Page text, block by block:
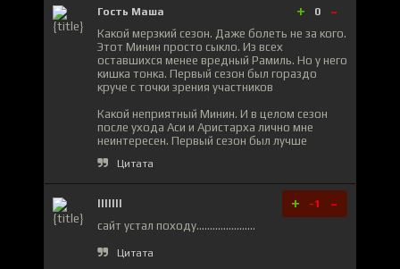
Гость Маша + 0 -
Какой мерзкий сезон. Даже болеть не за кого.
Этот Минин просто сыкло. Из всех
оставшихся менее вредный Рамиль. Но у него
кишка тонка. Первый сезон был гораздо
круче с точки зрения участников
Какой неприятный Минин. И в целом сезон
после ухода Аси и Аристарха лично мне
неинтересен. Первый сезон был лучше
Цитата
lllllll + -1 -
сайт устал походу......................
Цитата